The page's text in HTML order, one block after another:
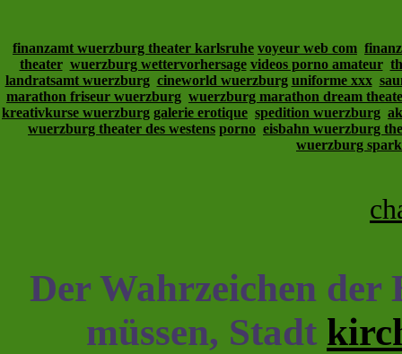
finanzamt wuerzburg theater karlsruhe voyeur web com
theater wuerzburg wettervorhersage videos porno amateur
landratsamt wuerzburg cineworld wuerzburg uniforme xxx
marathon friseur wuerzburg wuerzburg marathon dream
kreativkurse wuerzburg galerie erotique spedition wuerzburg
wuerzburg theater des westens porno eisbahn wuerzburg
wuerzburg
Der Wahrzeichen
müssen, Stadt